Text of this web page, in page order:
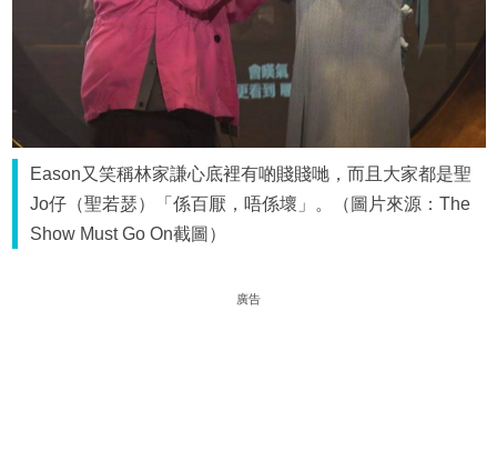
Eason又笑稱林家謙心底裡有啲賤賤哋，而且大家都是聖
Jo仔（聖若瑟）「係百厭，唔係壞」。（圖片來源：The
Show Must Go On截圖）
廣告